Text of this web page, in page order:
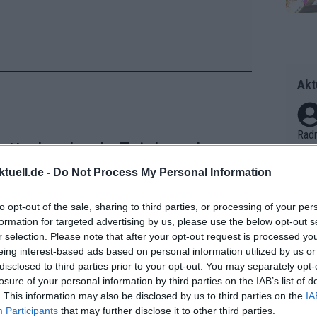
- Do Not Process My Personal Information
opt-out of the sale, sharing to third parties, or processing of your
for targeted advertising by us, please use the below opt-out
selection. Please note that after your opt-out request is processed
interest-based ads based on personal information utilized by us
to third parties prior to your opt-out. You may separately
of your personal information by third parties on the IAB’s list of
This information may also be disclosed by us to third parties on the
Participants that may further disclose it to other third parties.
als Zeichen der
er weiterhin beeindruckende
Rekord in diesem Jahr. „Ich bin
Beginn meiner Karriere, weil ich
er.
über 10 Minuten und 30
ss
et.
Auf
V?